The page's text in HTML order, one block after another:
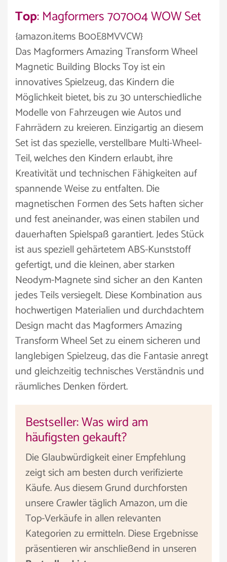
Top: Magformers 707004 WOW Set
{amazon.items B00E8MVVCW}
Das Magformers Amazing Transform Wheel
Magnetic Building Blocks Toy ist ein
innovatives Spielzeug, das Kindern die
Möglichkeit bietet, bis zu 30 unterschiedliche
Modelle von Fahrzeugen wie Autos und
Fahrrädern zu kreieren. Einzigartig an diesem
Set ist das spezielle, verstellbare Multi-Wheel-
Teil, welches den Kindern erlaubt, ihre
Kreativität und technischen Fähigkeiten auf
spannende Weise zu entfalten. Die
magnetischen Formen des Sets haften sicher
und fest aneinander, was einen stabilen und
dauerhaften Spielspaß garantiert. Jedes Stück
ist aus speziell gehärtetem ABS-Kunststoff
gefertigt, und die kleinen, aber starken
Neodym-Magnete sind sicher an den Kanten
jedes Teils versiegelt. Diese Kombination aus
hochwertigen Materialien und durchdachtem
Design macht das Magformers Amazing
Transform Wheel Set zu einem sicheren und
langlebigen Spielzeug, das die Fantasie anregt
und gleichzeitig technisches Verständnis und
räumliches Denken fördert.
Bestseller: Was wird am
häufigsten gekauft?
Die Glaubwürdigkeit einer Empfehlung
zeigt sich am besten durch verifizierte
Käufe. Aus diesem Grund durchforsten
unsere Crawler täglich Amazon, um die
Top-Verkäufe in allen relevanten
Kategorien zu ermitteln. Diese Ergebnisse
präsentieren wir anschließend in unseren